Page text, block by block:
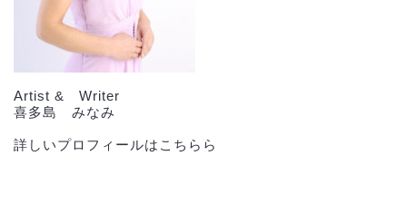
Artist & Writer
喜多島 みなみ
詳しいプロフィールはこちらら